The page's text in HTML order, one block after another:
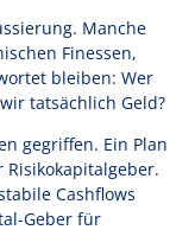
Manche
Finessen,
bleiben: Wer
tatsächlich Geld?
gegriffen. Ein Plan
Cashflows
Geber für